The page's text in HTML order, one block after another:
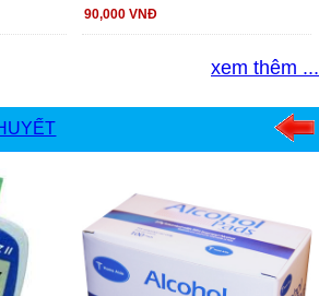
90,000 VNĐ
xem thêm ...